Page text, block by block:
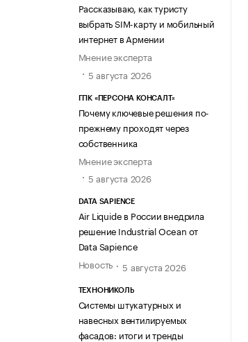
Рассказываю, как туристу
выбрать SIM-карту и мобильный
интернет в Армении
Мнение эксперта
5 августа 2026
ГПК «ПЕРСОНА КОНСАЛТ»
Почему ключевые решения по-
прежнему проходят через
собственника
Мнение эксперта
5 августа 2026
DATA SAPIENCE
Air Liquide в России внедрила
решение Industrial Ocean от
Data Sapience
Новость
5 августа 2026
ТЕХНОНИКОЛЬ
Системы штукатурных и
навесных вентилируемых
фасадов: итоги и тренды